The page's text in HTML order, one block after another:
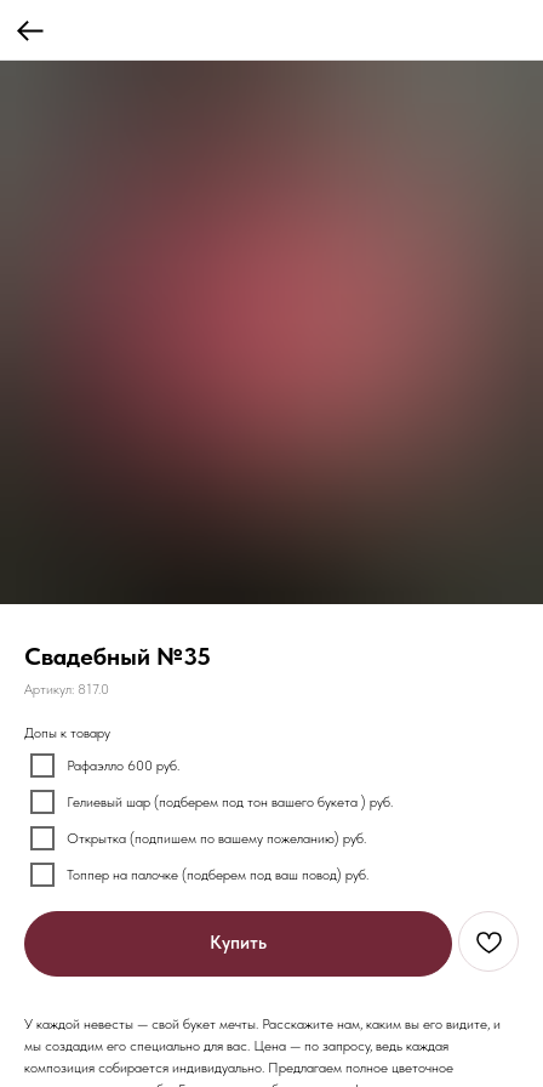
Свадебный №35
Артикул: 817.0
Допы к товару
Рафаэлло 600 руб.
Гелиевый шар (подберем под тон вашего букета ) руб.
Открытка (подпишем по вашему пожеланию) руб.
Топпер на палочке (подберем под ваш повод) руб.
Купить
У каждой невесты — свой букет мечты. Расскажите нам, каким вы его видите, и
мы создадим его специально для вас. Цена — по запросу, ведь каждая
композиция собирается индивидуально. Предлагаем полное цветочное